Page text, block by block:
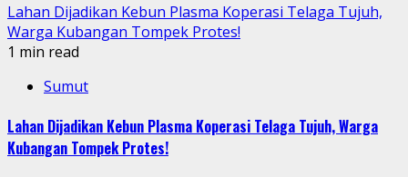
Lahan Dijadikan Kebun Plasma Koperasi Telaga Tujuh,
Warga Kubangan Tompek Protes!
1 min read
Sumut
Lahan Dijadikan Kebun Plasma Koperasi Telaga Tujuh, Warga
Kubangan Tompek Protes!